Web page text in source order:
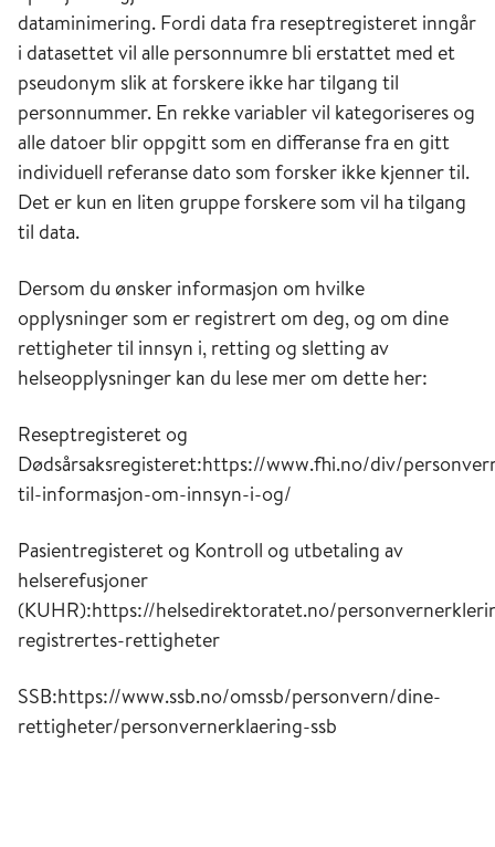
dataminimering. Fordi data fra reseptregisteret inngår
i datasettet vil alle personnumre bli erstattet med et
pseudonym slik at forskere ikke har tilgang til
personnummer. En rekke variabler vil kategoriseres og
alle datoer blir oppgitt som en differanse fra en gitt
individuell referanse dato som forsker ikke kjenner til.
Det er kun en liten gruppe forskere som vil ha tilgang
til data.
Dersom du ønsker informasjon om hvilke
opplysninger som er registrert om deg, og om dine
rettigheter til innsyn i, retting og sletting av
helseopplysninger kan du lese mer om dette her:
Reseptregisteret og
Dødsårsaksregisteret:https://www.fhi.no/div/
til-informasjon-om-innsyn-i-og/
Pasientregisteret og Kontroll og utbetaling av
helserefusjoner
(KUHR):https://helsedirektoratet.no/
registrertes-rettigheter
SSB:https://www.ssb.no/omssb/personvern/dine-
rettigheter/personvernerklaering-ssb